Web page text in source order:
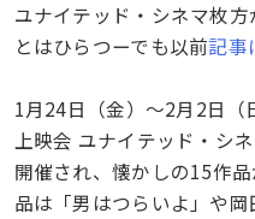
ユナイテッド・シネマ枚
とはひらつーでも以前記事
1月24日（金）～2月2日（
上映会 ユナイテッド・シ
開催され、懐かしの15作
品は「男はつらいよ」や